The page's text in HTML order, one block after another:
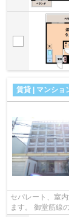
賃貸 | マンショ
セパレート、室
ます。 御堂筋線の長居駅すぐ！コンビニ、スーパーやドラッグストアなど近